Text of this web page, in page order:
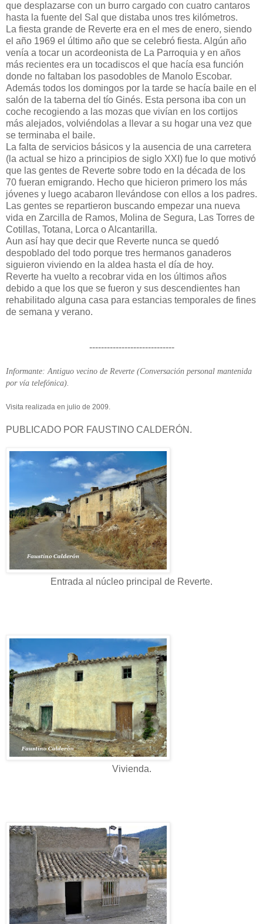
que desplazarse con un burro cargado con cuatro cantaros
hasta la fuente del Sal que distaba unos tres kilómetros.
La fiesta grande de Reverte era en el mes de enero, siendo
el año 1969 el último año que se celebró fiesta. Algún año
venía a tocar un acordeonista de La Parroquia y en años
más recientes era un tocadiscos el que hacía esa función
donde no faltaban los pasodobles de Manolo Escobar.
Además todos los domingos por la tarde se hacía baile en el
salón de la taberna del tío Ginés. Esta persona iba con un
coche recogiendo a las mozas que vivían en los cortijos
más alejados, volviéndolas a llevar a su hogar una vez que
se terminaba el baile.
La falta de servicios básicos y la ausencia de una carretera
(la actual se hizo a principios de siglo XXI) fue lo que motivó
que las gentes de Reverte sobre todo en la década de los
70 fueran emigrando. Hecho que hicieron primero los más
jóvenes y luego acabaron llevándose con ellos a los padres.
Las gentes se repartieron buscando empezar una nueva
vida en Zarcilla de Ramos, Molina de Segura, Las Torres de
Cotillas, Totana, Lorca o Alcantarilla.
Aun así hay que decir que Reverte nunca se quedó
despoblado del todo porque tres hermanos ganaderos
siguieron viviendo en la aldea hasta el día de hoy.
Reverte ha vuelto a recobrar vida en los últimos años
debido a que los que se fueron y sus descendientes han
rehabilitado alguna casa para estancias temporales de fines
de semana y verano.
-----------------------------
Informante: Antiguo vecino de Reverte (Conversación personal mantenida
por vía telefónica).
Visita realizada en julio de 2009.
PUBLICADO POR FAUSTINO CALDERÓN.
Entrada al núcleo principal de Reverte.
Vivienda.